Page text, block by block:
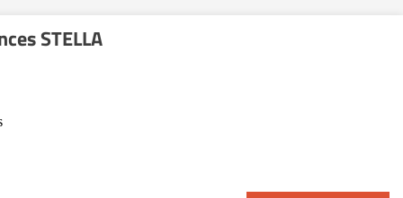
STELLA